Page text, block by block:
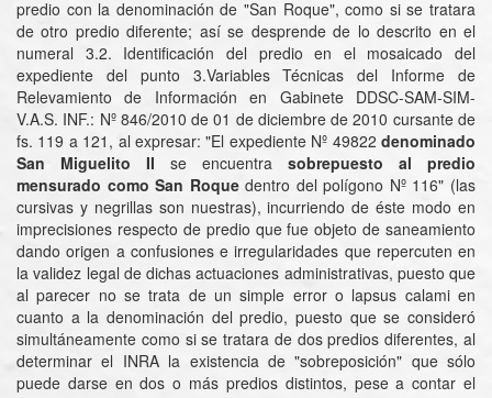
predio con la denominación de "San Roque", como si se tratara
de otro predio diferente; así se desprende de lo descrito en el
numeral 3.2. Identificación del predio en el mosaicado del
expediente del punto 3.Variables Técnicas del Informe de
Relevamiento de Información en Gabinete DDSC-SAM-SIM-
V.A.S. INF.: Nº 846/2010 de 01 de diciembre de 2010 cursante de
fs. 119 a 121, al expresar: "El expediente Nº 49822 denominado
San Miguelito II se encuentra sobrepuesto al
predio
mensurado como San Roquedentro del polígono Nº 116" (las
cursivas y negrillas son nuestras), incurriendo de éste modo en
imprecisiones respecto de predio que fue objeto de saneamiento
dando origen a confusiones e irregularidades que repercuten en
la validez legal de dichas actuaciones administrativas, puesto que
al parecer no se trata de un simple error o lapsus calami en
cuanto a la denominación del predio, puesto que se consideró
simultáneamente como si se tratara de dos predios diferentes, al
determinar el INRA la existencia de "sobreposición" que sólo
puede darse en dos o más predios distintos, pese a contar el